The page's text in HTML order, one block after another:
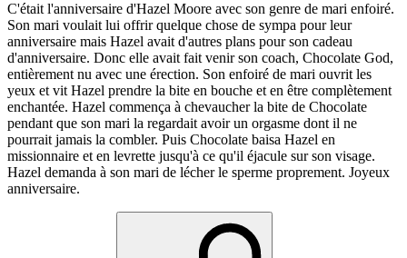
C'était l'anniversaire d'Hazel Moore avec son genre de mari enfoiré.
Son mari voulait lui offrir quelque chose de sympa pour leur
anniversaire mais Hazel avait d'autres plans pour son cadeau
d'anniversaire. Donc elle avait fait venir son coach, Chocolate God,
entièrement nu avec une érection. Son enfoiré de mari ouvrit les
yeux et vit Hazel prendre la bite en bouche et en être complètement
enchantée. Hazel commença à chevaucher la bite de Chocolate
pendant que son mari la regardait avoir un orgasme dont il ne
pourrait jamais la combler. Puis Chocolate baisa Hazel en
missionnaire et en levrette jusqu'à ce qu'il éjacule sur son visage.
Hazel demanda à son mari de lécher le sperme proprement. Joyeux
anniversaire.